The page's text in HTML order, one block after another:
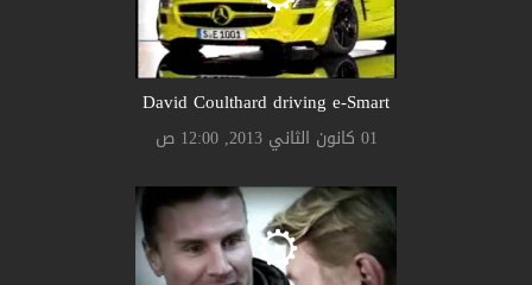
David Coulthard driving e-Smart
01 كانون الثاني 2013, 12:00 ص